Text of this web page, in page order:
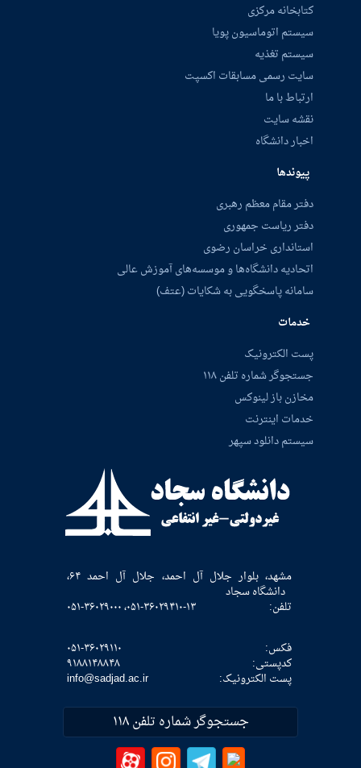
کتابخانه مرکزی
سیستم اتوماسیون پویا
سیستم تغذیه
سایت رسمی مسابقات اکسپت
ارتباط با ما
نقشه سایت
اخبار دانشگاه
پیوندها
دفتر مقام معظم رهبری
دفتر ریاست جمهوری
استانداری خراسان رضوی
اتحادیه دانشگاه‌ها و موسسه‌های آموزش عالی
سامانه پاسخگویی به شکایات (عتف)
خدمات
پست الکترونیک
جستجوگر شماره تلفن ۱۱۸
مخازن باز لینوکس
خدمات اینترنت
سیستم دانلود سپهر
مشهد، بلوار جلال آل احمد، جلال آل احمد ۶۴،
دانشگاه سجاد
تلفن: ۰۵۱-۳۶۰۲۹۴۱۰-۱۳، ۰۵۱-۳۶۰۲۹۰۰۰
فکس: ۰۵۱-۳۶۰۲۹۱۱۰
كدپستی: ۹۱۸۸۱۴۸۸۴۸
پست الکترونیک: info@sadjad.ac.ir
جستجوگر شماره تلفن ۱۱۸